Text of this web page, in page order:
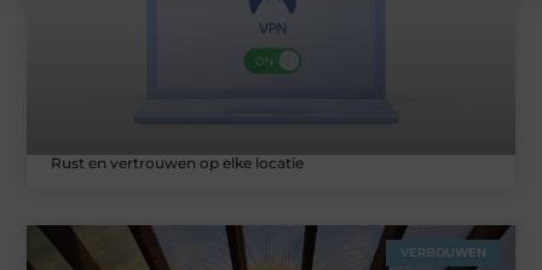
Rust en vertrouwen op elke locatie
VERBOUWEN